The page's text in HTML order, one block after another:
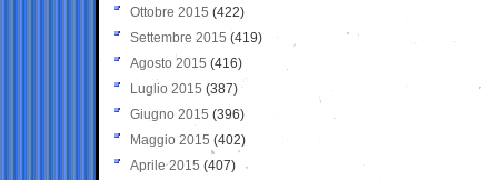
Ottobre 2015 (422)
Settembre 2015 (419)
Agosto 2015 (416)
Luglio 2015 (387)
Giugno 2015 (396)
Maggio 2015 (402)
Aprile 2015 (407)